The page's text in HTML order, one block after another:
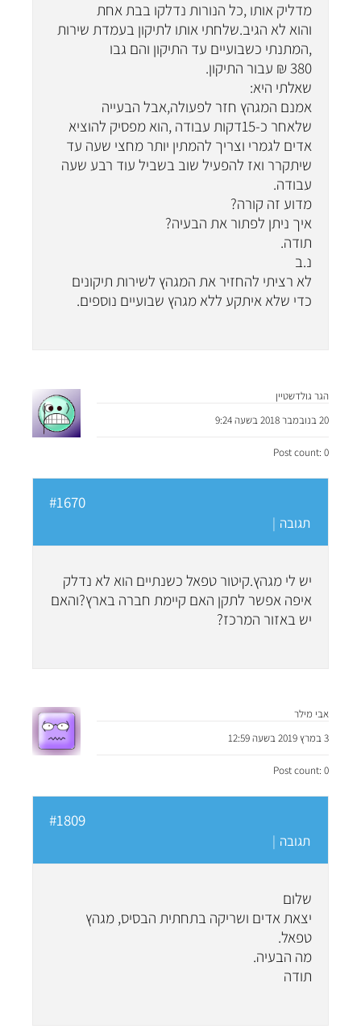
מדליק אותו ,כל הנורות נדלקו בבת אחת
והוא לא הגיב.שלחתי אותו לתיקון בעמדת שירות
,המתנתי כשבועיים עד התיקון והם גבו
380 ₪ עבור התיקון.
שאלתי היא:
אמנם המגהץ חזר לפעולה,אבל הבעייה
שלאחר כ-15דקות עבודה ,הוא מפסיק להוציא
אדים לגמרי וצריך להמתין יותר מחצי שעה עד
שיתקרר ואז להפעיל שוב בשביל עוד רבע שעה
עבודה.
מדוע זה קורה?
איך ניתן לפתור את הבעיה?
תודה.
נ.ב
לא רציתי להחזיר את המגהץ לשירות תיקונים
כדי שלא איתקע ללא מגהץ שבועיים נוספים.
הגר גולדשטיין
20 בנובמבר 2018 בשעה 9:24
Post count: 0
#1670
תגובה |
יש לי מגהץ.קיטור טפאל כשנתיים הוא לא נדלק
איפה אפשר לתקן האם קיימת חברה בארץ?והאם
יש באזור המרכז?
אבי מילר
3 במרץ 2019 בשעה 12:59
Post count: 0
#1809
תגובה |
שלום
יצאת אדים ושריקה בתחתית הבסיס, מגהץ
טפאל.
מה הבעיה.
תודה